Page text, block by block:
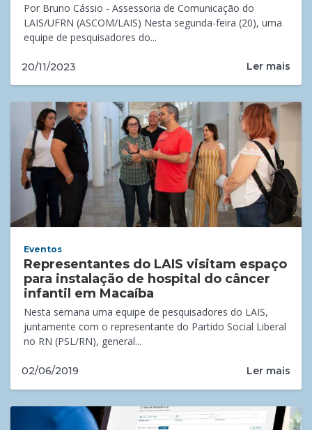
Por Bruno Cássio - Assessoria de Comunicação do
LAIS/UFRN (ASCOM/LAIS) Nesta segunda-feira (20), uma
equipe de pesquisadores do...
20/11/2023 Ler mais
Eventos
Representantes do LAIS visitam espaço
para instalação de hospital do câncer
infantil em Macaíba
Nesta semana uma equipe de pesquisadores do LAIS,
juntamente com o representante do Partido Social Liberal
no RN (PSL/RN), general...
02/06/2019 Ler mais